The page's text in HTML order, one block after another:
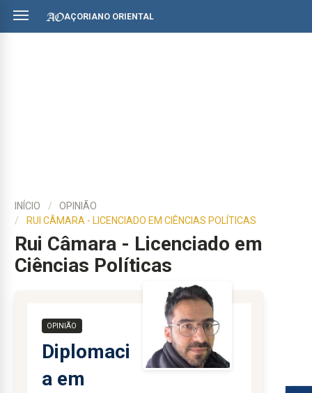
AÇORIANO ORIENTAL
INÍCIO
OPINIÃO
RUI CÂMARA - LICENCIADO EM CIÊNCIAS POLÍTICAS
Rui Câmara - Licenciado em
Ciências Políticas
OPINIÃO
Diplomaci
a em